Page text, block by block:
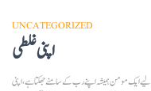
UNCATEGORIZED
اپنی غلطی
لیے ایک مومن ہمیشہ اپنے رب کے سامنے جھکتا ہے، اپنی